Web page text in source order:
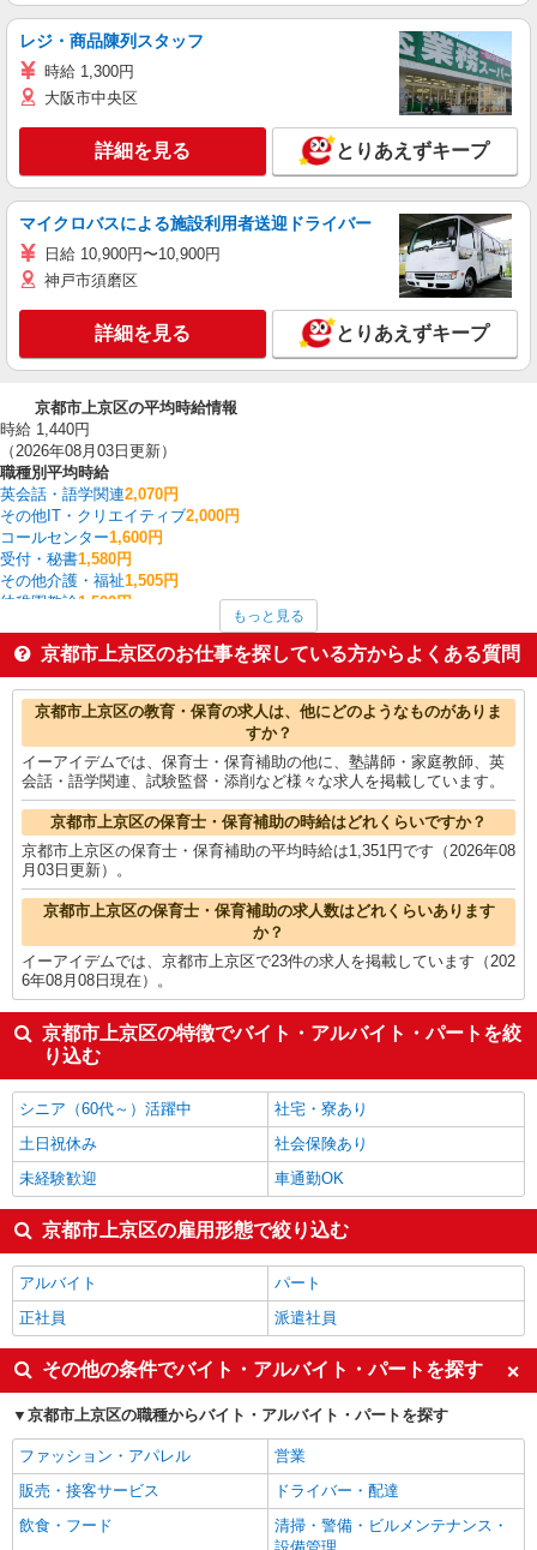
レジ・商品陳列スタッフ
時給 1,300円
大阪市中央区
詳細を見る とりあえずキープ
マイクロバスによる施設利用者送迎ドライバー
日給 10,900円〜10,900円
神戸市須磨区
詳細を見る とりあえずキープ
京都市上京区の平均時給情報
時給 1,440円
（2026年08月03日更新）
職種別平均時給
英会話・語学関連2,070円
その他IT・クリエイティブ2,000円
コールセンター1,600円
受付・秘書1,580円
その他介護・福祉1,505円
幼稚園教諭1,500円
看護師・保健師・看護助手・助産師 1,463円
その他オフィスワーク・事務1,460円
一般・営業事務1,437円
京都市上京区の他の職種の平均時給を見る
もっと見る
京都市上京区のお仕事を探している方からよくある質問
京都市上京区の教育・保育の求人は、他にどのようなものがありま
すか？
イーアイデムでは、保育士・保育補助の他に、塾講師・家庭教師、英
会話・語学関連、試験監督・添削など様々な求人を掲載しています。
京都市上京区の保育士・保育補助の時給はどれくらいですか？
京都市上京区の保育士・保育補助の平均時給は1,351円です（2026年08
月03日更新）。
京都市上京区の保育士・保育補助の求人数はどれくらいあります
か？
イーアイデムでは、京都市上京区で23件の求人を掲載しています（202
6年08月08日現在）。
京都市上京区の特徴でバイト・アルバイト・パートを絞
り込む
シニア（60代～）活躍中
社宅・寮あり
土日祝休み
社会保険あり
未経験歓迎
車通勤OK
京都市上京区の雇用形態で絞り込む
アルバイト
パート
正社員
派遣社員
その他の条件でバイト・アルバイト・パートを探す
京都市上京区の職種からバイト・アルバイト・パートを探す
ファッション・アパレル
営業
販売・接客サービス
ドライバー・配達
飲食・フード
清掃・警備・ビルメンテナンス・